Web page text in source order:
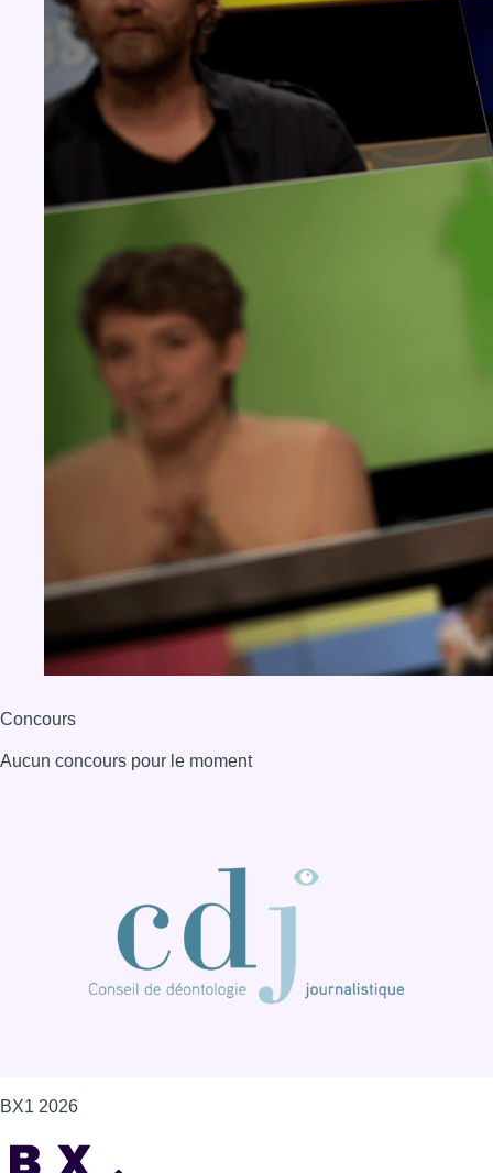
Concours
Aucun concours pour le moment
BX1 2026